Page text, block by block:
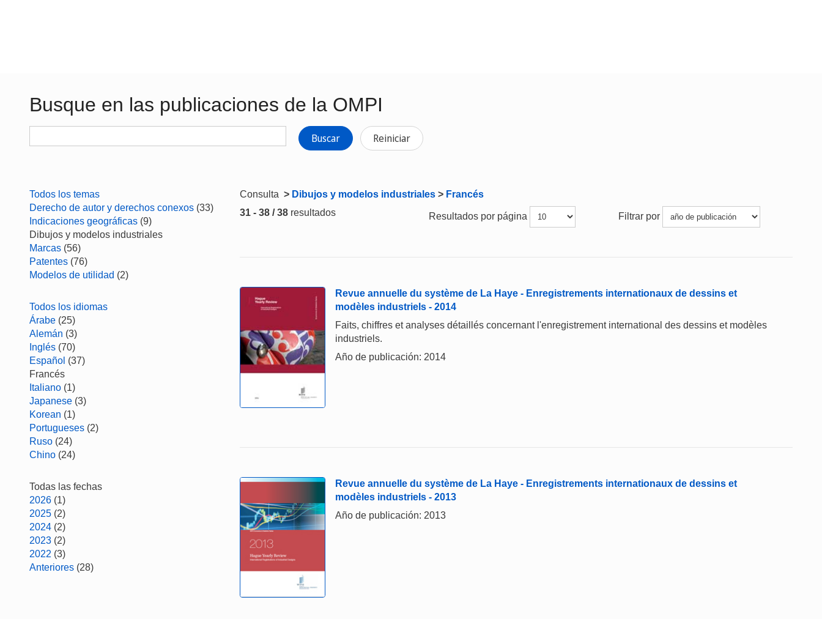
Busque en las publicaciones de la OMPI
Buscar Reiniciar
Todos los temas
Derecho de autor y derechos conexos (33)
Indicaciones geográficas (9)
Dibujos y modelos industriales
Marcas (56)
Patentes (76)
Modelos de utilidad (2)
Todos los idiomas
Árabe (25)
Alemán (3)
Inglés (70)
Español (37)
Francés
Italiano (1)
Japanese (3)
Korean (1)
Portugueses (2)
Ruso (24)
Chino (24)
Todas las fechas
2026 (1)
2025 (2)
2024 (2)
2023 (2)
2022 (3)
Anteriores (28)
Consulta > Dibujos y modelos industriales > Francés
31 - 38 / 38 resultados Resultados por página Filtrar por
Revue annuelle du système de La Haye - Enregistrements internationaux de dessins et
modèles industriels - 2014
Faits, chiffres et analyses détaillés concernant l'enregistrement international des dessins et modèles
industriels.
Año de publicación: 2014
Revue annuelle du système de La Haye - Enregistrements internationaux de dessins et
modèles industriels - 2013
Año de publicación: 2013